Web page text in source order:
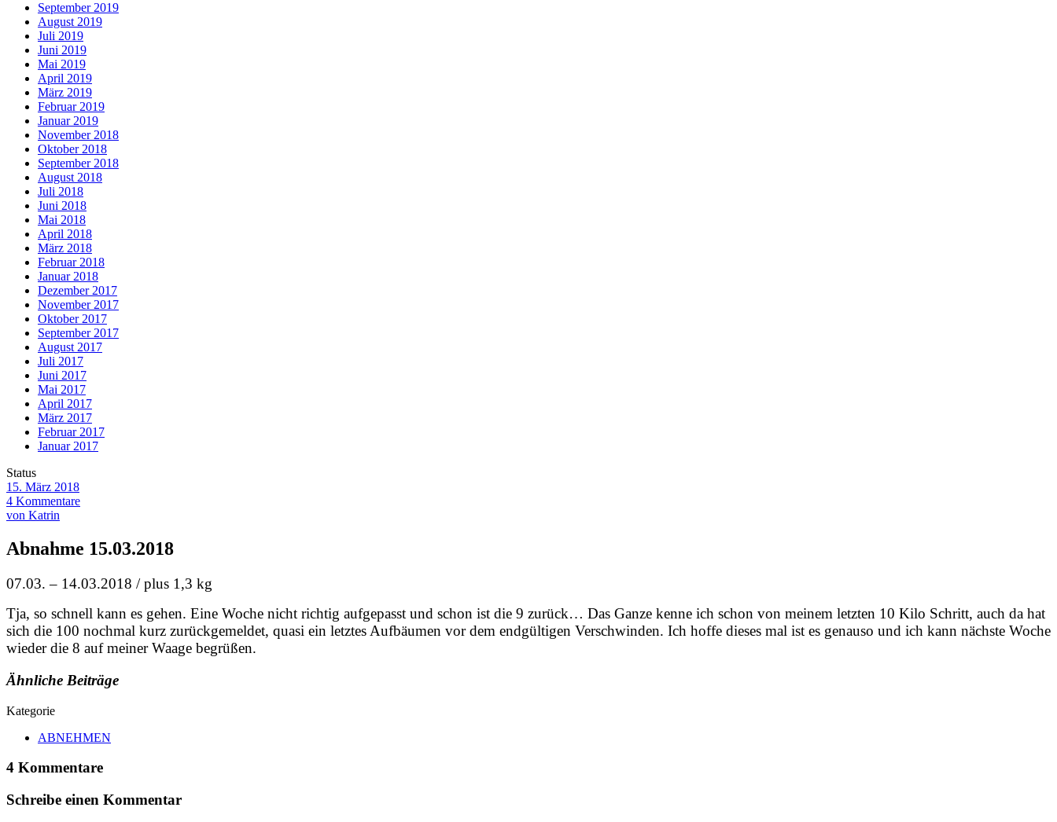
September 2019
August 2019
Juli 2019
Juni 2019
Mai 2019
April 2019
März 2019
Februar 2019
Januar 2019
November 2018
Oktober 2018
September 2018
August 2018
Juli 2018
Juni 2018
Mai 2018
April 2018
März 2018
Februar 2018
Januar 2018
Dezember 2017
November 2017
Oktober 2017
September 2017
August 2017
Juli 2017
Juni 2017
Mai 2017
April 2017
März 2017
Februar 2017
Januar 2017
Status
15. März 2018
4 Kommentare
von Katrin
Abnahme 15.03.2018
07.03. – 14.03.2018 / plus 1,3 kg
Tja, so schnell kann es gehen. Eine Woche nicht richtig aufgepasst und schon ist die 9 zurück… Das Ganze kenne ich schon von meinem letzten 10 Kilo Schritt, auch da hat
sich die 100 nochmal kurz zurückgemeldet, quasi ein letztes Aufbäumen vor dem endgültigen Verschwinden. Ich hoffe dieses mal ist es genauso und ich kann nächste Woche
wieder die 8 auf meiner Waage begrüßen.
Ähnliche Beiträge
Kategorie
ABNEHMEN
4 Kommentare
Schreibe einen Kommentar